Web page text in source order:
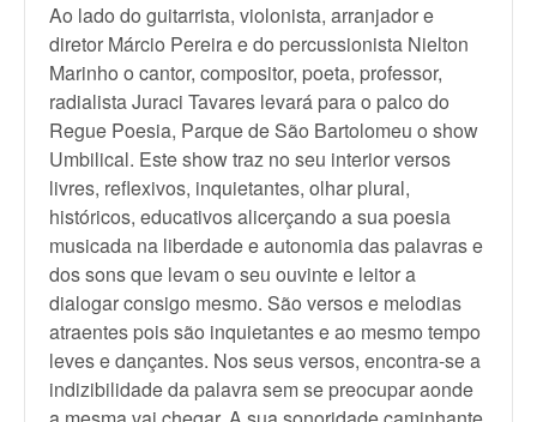
Ao lado do guitarrista, violonista, arranjador e
diretor Márcio Pereira e do percussionista Nielton
Marinho o cantor, compositor, poeta, professor,
radialista Juraci Tavares levará para o palco do
Regue Poesia, Parque de São Bartolomeu o show
Umbilical. Este show traz no seu interior versos
livres, reflexivos, inquietantes, olhar plural,
históricos, educativos alicerçando a sua poesia
musicada na liberdade e autonomia das palavras e
dos sons que levam o seu ouvinte e leitor a
dialogar consigo mesmo. São versos e melodias
atraentes pois são inquietantes e ao mesmo tempo
leves e dançantes. Nos seus versos, encontra-se a
indizibilidade da palavra sem se preocupar aonde